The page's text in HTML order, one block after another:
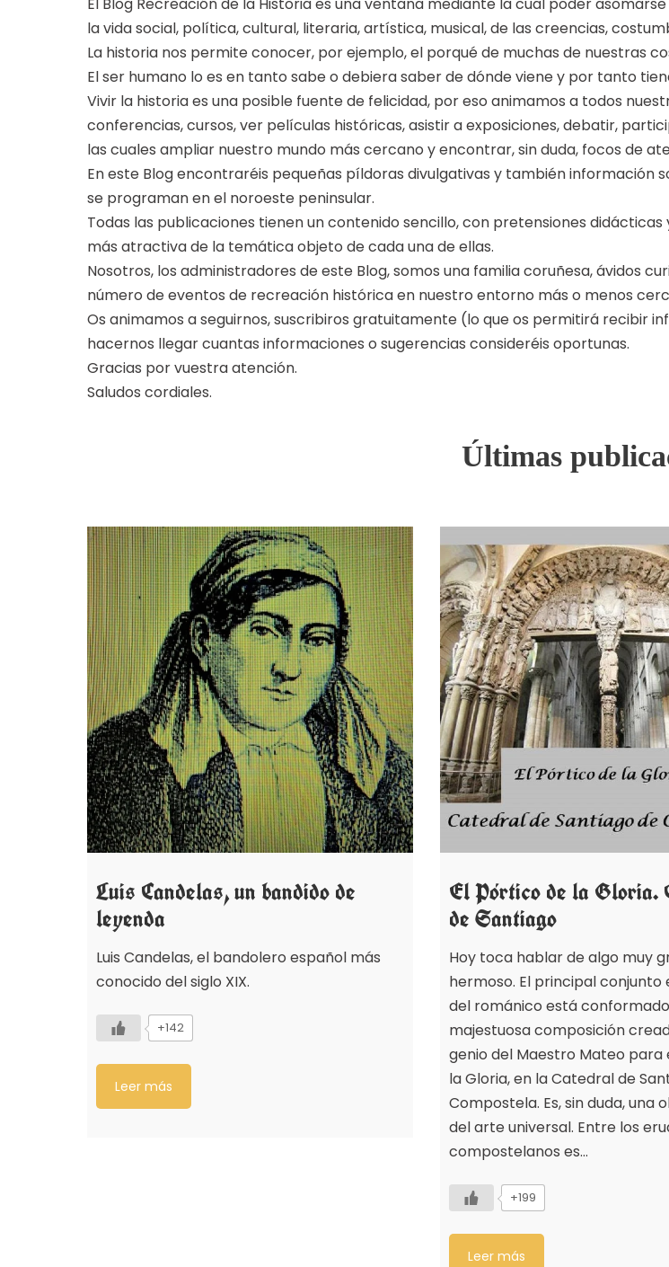
la vida social, política, cultural, literaria, artística, musical, de las creencias,
La historia nos permite conocer, por ejemplo, el porqué de muchas de nuestras
El ser humano lo es en tanto sabe o debiera saber de dónde viene y por tanto
Vivir la historia es una posible fuente de felicidad, por eso animamos a todos
conferencias, cursos, ver películas históricas, asistir a exposiciones, debatir,
las cuales ampliar nuestro mundo más cercano y encontrar, sin duda, focos de
En este Blog encontraréis pequeñas píldoras divulgativas y también
se programan en el noroeste peninsular.
Todas las publicaciones tienen un contenido sencillo, con pretensiones
más atractiva de la temática objeto de cada una de ellas.
Nosotros, los administradores de este Blog, somos una familia coruñesa, ávidos
número de eventos de recreación histórica en nuestro entorno más o menos
Os animamos a seguirnos, suscribiros gratuitamente (lo que os permitirá recibir
hacernos llegar cuantas informaciones o sugerencias consideréis oportunas.
Gracias por vuestra atención.
Saludos cordiales.
Últimas
Luis Candelas, un bandido de
leyenda
Luis Candelas, el bandolero español más
conocido del siglo XIX.
+142
Leer más
El Pórtico de la Gloria.
de Santiago
Hoy toca hablar de algo muy
hermoso. El principal conjunto
del románico está
majestuosa composición
genio del Maestro Mateo para
la Gloria, en la Catedral de
Compostela. Es, sin duda, una
del arte universal. Entre los
compostelanos es…
+199
Leer más